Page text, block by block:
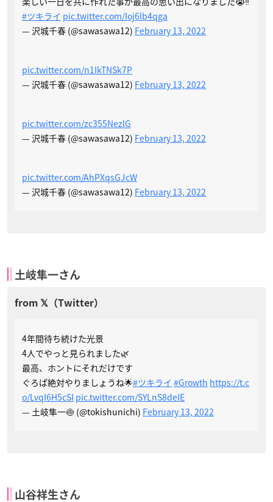
#ツキライ pic.twitter.com/Ioj6lb4qga
— 沢城千春 (@sawasawa12) February 13, 2022
pic.twitter.com/n1IkTNSk7P
— 沢城千春 (@sawasawa12) February 13, 2022
pic.twitter.com/zc355NezlG
— 沢城千春 (@sawasawa12) February 13, 2022
pic.twitter.com/AhPXqsGJcW
— 沢城千春 (@sawasawa12) February 13, 2022
土岐隼一さん
4年間待ち続けた光景
4人でやっと見られました🌿
最高、ホントにそれだけです
ぐろぱ絶対やりましょうね🌟#ツキライ #Growth https://t.c
o/LvqI6H5cSI pic.twitter.com/SYLnS8deIE
— 土岐隼一🍥 (@tokishunichi) February 13, 2022
山谷祥生さん